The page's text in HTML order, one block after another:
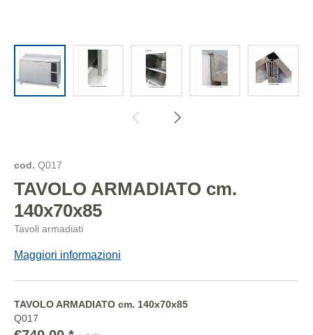
cod. Q017
TAVOLO ARMADIATO cm.
140x70x85
Tavoli armadiati
Maggiori informazioni
TAVOLO ARMADIATO cm. 140x70x85
Q017